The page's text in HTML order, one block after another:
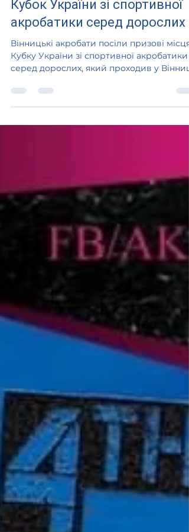
7 вер. 2021 р. Читати 1 хв
Кубок України зі спортивної
акробатики серед дорослих
Вінницькі акробати посіли призові місця
серед дорослих, який проходив у Вінниці
з 4-7 вересня 2021